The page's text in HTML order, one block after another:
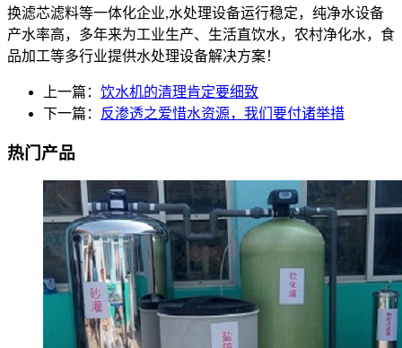
换滤芯滤料等一体化企业,水处理设备运行稳定，纯净水设备
产水率高，多年来为工业生产、生活直饮水，农村净化水，食
品加工等多行业提供水处理设备解决方案！
上一篇： 饮水机的清理肯定要细致
下一篇：
反渗透之爱惜水资源，我们要付诸举措
热门产品